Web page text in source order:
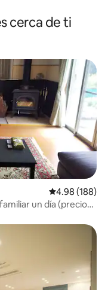
cerca de ti
Calificación
4.98 (188)
un día (precio